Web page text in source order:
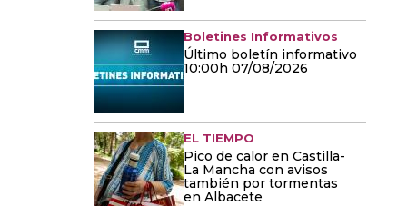
Boletines Informativos
Último boletín informativo
10:00h 07/08/2026
EL TIEMPO
Pico de calor en Castilla-
La Mancha con avisos
también por tormentas
en Albacete